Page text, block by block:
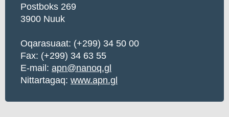
Postboks 269
3900 Nuuk
Oqarasuaat: (+299) 34 50 00
Fax: (+299) 34 63 55
E-mail: apn@nanoq.gl
Nittartagaq: www.apn.gl